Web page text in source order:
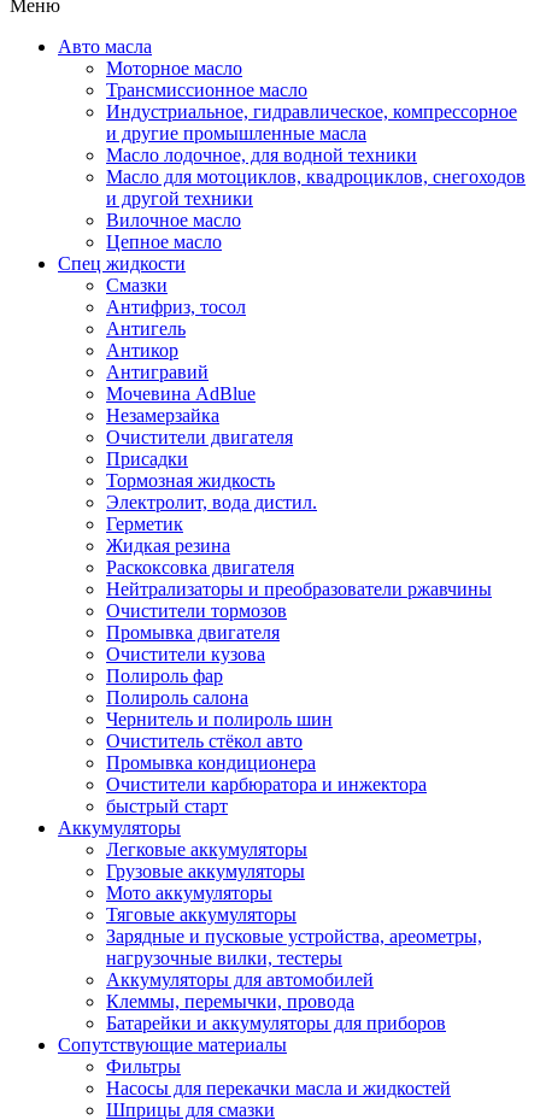
Меню
Авто масла
Моторное масло
Трансмиссионное масло
Индустриальное, гидравлическое, компрессорное
и другие промышленные масла
Масло лодочное, для водной техники
Масло для мотоциклов, квадроциклов, снегоходов
и другой техники
Вилочное масло
Цепное масло
Спец жидкости
Смазки
Антифриз, тосол
Антигель
Антикор
Антигравий
Мочевина AdBlue
Незамерзайка
Очистители двигателя
Присадки
Тормозная жидкость
Электролит, вода дистил.
Герметик
Жидкая резина
Раскоксовка двигателя
Нейтрализаторы и преобразователи ржавчины
Очистители тормозов
Промывка двигателя
Очистители кузова
Полироль фар
Полироль салона
Чернитель и полироль шин
Очиститель стёкол авто
Промывка кондиционера
Очистители карбюратора и инжектора
быстрый старт
Аккумуляторы
Легковые аккумуляторы
Грузовые аккумуляторы
Мото аккумуляторы
Тяговые аккумуляторы
Зарядные и пусковые устройства, ареометры,
нагрузочные вилки, тестеры
Аккумуляторы для автомобилей
Клеммы, перемычки, провода
Батарейки и аккумуляторы для приборов
Сопутствующие материалы
Фильтры
Насосы для перекачки масла и жидкостей
Шприцы для смазки